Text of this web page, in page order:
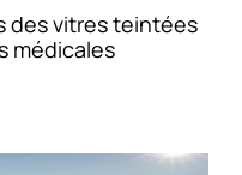
des vitres teintées
médicales